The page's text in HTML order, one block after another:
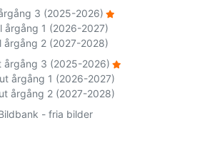
3 (2025-2026)
årgång 1 (2026-2027)
årgång 2 (2027-2028)
3 (2025-2026)
årgång 1 (2026-2027)
årgång 2 (2027-2028)
- fria bilder